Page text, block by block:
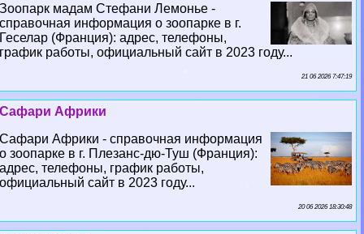
Зоопарк мадам Стефани Лемонье -
справочная информация о зоопарке в г.
Геселар (Франция): адрес, телефоны,
график работы, официальный сайт в 2023 году...
21 06 2026 7:47:19
Сафари Африки
Сафари Африки - справочная информация
о зоопарке в г. Плезанс-дю-Туш (Франция):
адрес, телефоны, график работы,
официальный сайт в 2023 году...
20 06 2026 18:30:48